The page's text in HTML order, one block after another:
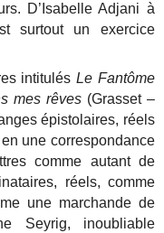
D’Isabelle Adjani à
surtout un exercice
intitulésLe Fantôme
mes rêves (Grasset –
épistolaires, réels
une correspondance
comme autant de
réels, comme
une marchande de
Seyrig, inoubliable